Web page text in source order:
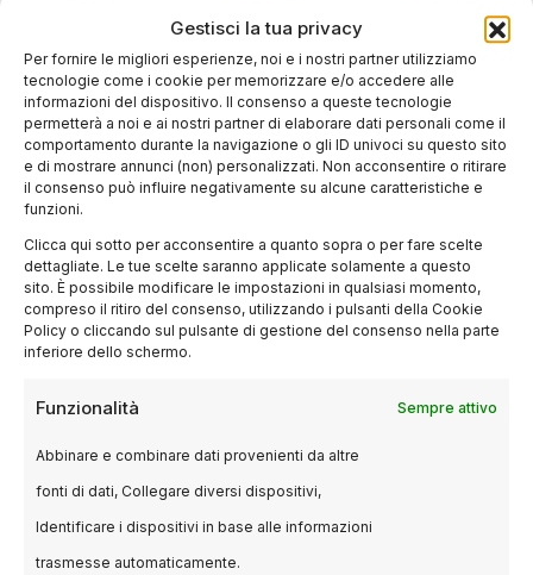
Gestisci la tua privacy
Per fornire le migliori esperienze, noi e i nostri partner utilizziamo
tecnologie come i cookie per memorizzare e/o accedere alle
informazioni del dispositivo. Il consenso a queste tecnologie
permetterà a noi e ai nostri partner di elaborare dati personali come il
comportamento durante la navigazione o gli ID univoci su questo sito
e di mostrare annunci (non) personalizzati. Non acconsentire o ritirare
il consenso può influire negativamente su alcune caratteristiche e
funzioni.
Clicca qui sotto per acconsentire a quanto sopra o per fare scelte
dettagliate. Le tue scelte saranno applicate solamente a questo
sito. È possibile modificare le impostazioni in qualsiasi momento,
compreso il ritiro del consenso, utilizzando i pulsanti della Cookie
Policy o cliccando sul pulsante di gestione del consenso nella parte
inferiore dello schermo.
Funzionalità Sempre attivo
Abbinare e combinare dati provenienti da altre
fonti di dati, Collegare diversi dispositivi,
Identificare i dispositivi in base alle informazioni
trasmesse automaticamente.
6:06, il ritorno di Tekla Taidelli tra
cinema e strada a Milano
21 MARZO 2026 LUCA TALOTTA
Dalla periferia dell’anima alle sale indipendenti, la
personale, presentato al Cinema Beltrade…